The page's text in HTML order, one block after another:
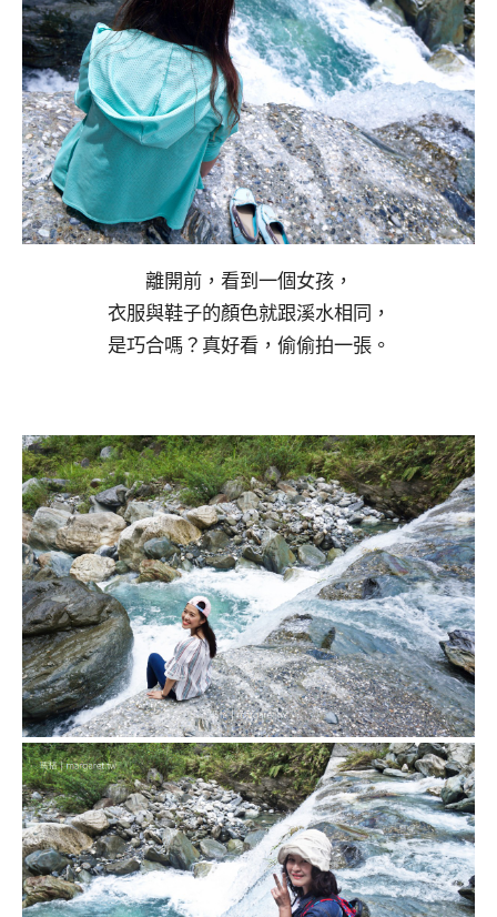
離開前，看到一個女孩，
衣服與鞋子的顏色就跟溪水相同，
是巧合嗎？真好看，偷偷拍一張。